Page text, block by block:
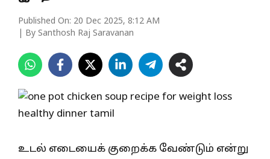
Published On: 20 Dec 2025, 8:12 AM
| By Santhosh Raj Saravanan
உடல் எடையைக் குறைக்க வேண்டும் என்று